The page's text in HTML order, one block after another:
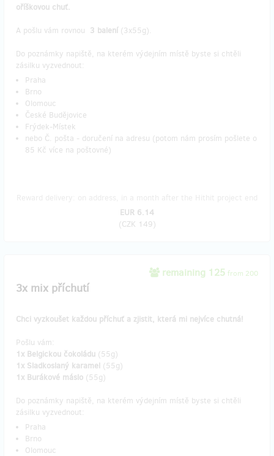
oříškovou chuť.
A pošlu vám rovnou 3 balení (3x55g).
Do poznámky napiště, na kterém výdejním místě byste si chtěli
zásilku vyzvednout:
Praha
Brno
Olomouc
České Budějovice
Frýdek-Místek
nebo Č. pošta - doručení na adresu (potom nám prosím pošlete o
85 Kč více na poštovné)
EUR 6.14
(CZK 149)
remaining 125 from 200
3x mix příchutí
Chci vyzkoušet každou příchuť a zjistit, která mi nejvíce chutná!
Pošlu vám:
1x Belgickou čokoládu (55g)
1x Sladkoslaný karamel (55g)
1x Burákové máslo (55g)
Do poznámky napiště, na kterém výdejním místě byste si chtěli
zásilku vyzvednout:
Praha
Brno
Olomouc